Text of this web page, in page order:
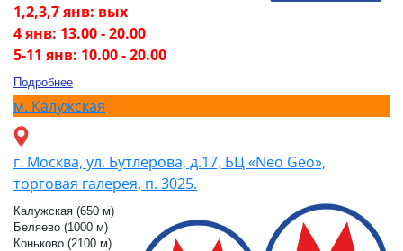
1,2,3,7 янв: вых
4 янв: 13.00 - 20.00
5-11 янв: 10.00 - 20.00
Подробнее
м. Калужская
г. Москва, ул. Бутлерова, д.17, БЦ «Neo Geo»,
торговая галерея, п. 3025.
Калужская (650 м)
Беляево (1000 м)
Коньково (2100 м)